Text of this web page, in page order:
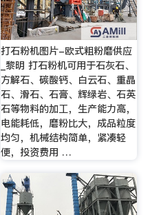
打石粉机图片-欧式粗粉磨供应
_黎明 打石粉机可用于石灰石、
方解石、碳酸钙、白云石、重晶
石、滑石、石膏、辉绿岩、石英
石等物料的加工，生产能力高，
电能耗低，磨粉比大，成品粒度
均匀，机械结构简单，紧凑轻
便，投资费用 …